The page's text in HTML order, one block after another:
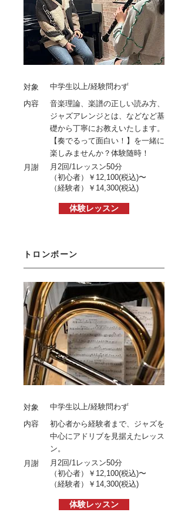
対象
中学生以上/経験問わず
内容
音楽理論、楽譜の正しい読み方、
ジャズアレンジとは、などなど基
礎から丁寧にお教えいたします。
【奏でるって面白い！】を一緒に
楽しみませんか？体験随時！
月謝
月2回/1レッスン50分
（初心者）￥12,100(税込)〜
（経験者）
￥14,300(税込)
体験レッスン
トロンボーン
対象
中学生以上/経験問わず
内容
初心者から経験者まで、ジャズを
中心にアドリブを見据えたレッス
ン。
月謝
月2回/1レッスン50分
（初心者）￥12,100(税込)〜
（経験者）
￥14,300(税込)
体験レッスン